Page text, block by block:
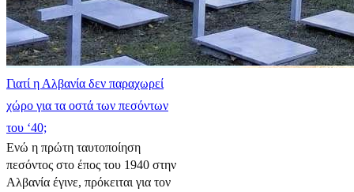
Γιατί η Αλβανία δεν παραχωρεί
χώρο για τα οστά των πεσόντων
του ‘40;
Ενώ η πρώτη ταυτοποίηση
πεσόντος στο έπος του 1940 στην
Αλβανία έγινε, πρόκειται για τον